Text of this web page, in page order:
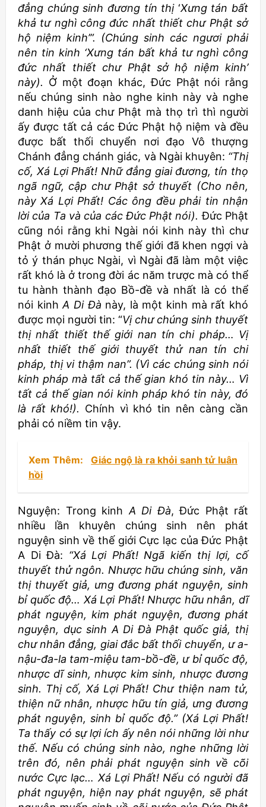
đẳng chúng sinh đương tín thị‘Xưng tán bất
khả tư nghì công đức nhất thiết chư Phật sở
hộ niệm kinh’”. (Chúng sinh các ngươi phải
nên tin kinh ‘Xưng tán bất khả tư nghì công
đức nhất thiết chư Phật sở hộ niệm kinh’
này). Ở một đoạn khác, Đức Phật nói rằng
nếu chúng sinh nào nghe kinh này và nghe
danh hiệu của chư Phật mà thọ trì thì người
ấy được tất cả các Đức Phật hộ niệm và đều
được bất thối chuyển nơi đạo Vô thượng
Chánh đẳng chánh giác, và Ngài khuyên: “Thị
cố, Xá Lợi Phất! Nhữ đẳng giai đương, tín thọ
ngã ngữ, cập chư Phật sở thuyết (Cho nên,
này Xá Lợi Phất! Các ông đều phải tin nhận
lời của Ta và của các Đức Phật nói).Đức Phật
cũng nói rằng khi Ngài nói kinh này thì chư
Phật ở mười phương thế giới đã khen ngợi và
tỏ ý thán phục Ngài, vì Ngài đã làm một việc
rất khó là ở trong đời ác năm trược mà có thể
tu hành thành đạo Bồ-đề và nhất là có thể
nói kinhA Di Đà này, là một kinh mà rất khó
được mọi người tin: “Vị chư chúng sinh thuyết
thị nhất thiết thế giới nan tín chi pháp… Vị
nhất thiết thế giới thuyết thử nan tín chi
pháp, thị vi thậm nan”. (Vì các chúng sinh nói
kinh pháp mà tất cả thế gian khó tin này… Vì
tất cả thế gian nói kinh pháp khó tin này, đó
là rất khó!). Chính vì khó tin nên càng cần
phải có niềm tin vậy.
Xem Thêm:
Giác ngộ là ra khỏi sanh tử luân
hồi
Nguyện: Trong kinh A Di Đà, Đức Phật rất
nhiều lần khuyên chúng sinh nên phát
nguyện sinh về thế giới Cực lạc của Đức Phật
A Di Đà: “Xá Lợi Phất! Ngã kiến thị lợi, cố
thuyết thử ngôn. Nhược hữu chúng sinh, văn
thị thuyết giả, ưng đương phát nguyện, sinh
bỉ quốc độ… Xá Lợi Phất! Nhược hữu nhân, dĩ
phát nguyện, kim phát nguyện, đương phát
nguyện, dục sinh A Di Đà Phật quốc giả, thị
chư nhân đẳng, giai đắc bất thối chuyển, ư a-
nậu-đa-la tam-miệu tam-bồ-đề, ư bỉ quốc độ,
nhược dĩ sinh, nhược kim sinh, nhược đương
sinh. Thị cố, Xá Lợi Phất! Chư thiện nam tử,
thiện nữ nhân, nhược hữu tín giả, ưng đương
phát nguyện, sinh bỉ quốc độ.” (Xá Lợi Phất!
Ta thấy có sự lợi ích ấy nên nói những lời như
thế. Nếu có chúng sinh nào, nghe những lời
trên đó, nên phải phát nguyện sinh về cõi
nước Cực lạc… Xá Lợi Phất! Nếu có người đã
phát nguyện, hiện nay phát nguyện, sẽ phát